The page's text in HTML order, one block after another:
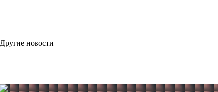
Другие новости